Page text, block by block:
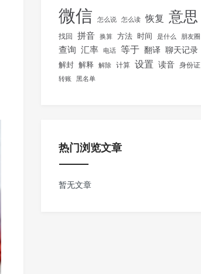
微信 怎么说 怎么读 恢复 意思
找回 拼音 换算 方法 时间 是什么 朋友圈
查询 汇率 电话 等于 翻译 聊天记录
解封 解释 解除 计算 设置 读音 身份证
转账 黑名单
热门浏览文章
暂无文章